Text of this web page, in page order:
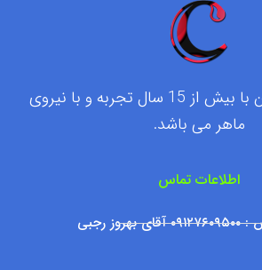
لوله بازکنی کاسپین با بیش از 15 سال تجربه و با نیروی
ماهر می باشد.
اطلاعات تماس
رجبی